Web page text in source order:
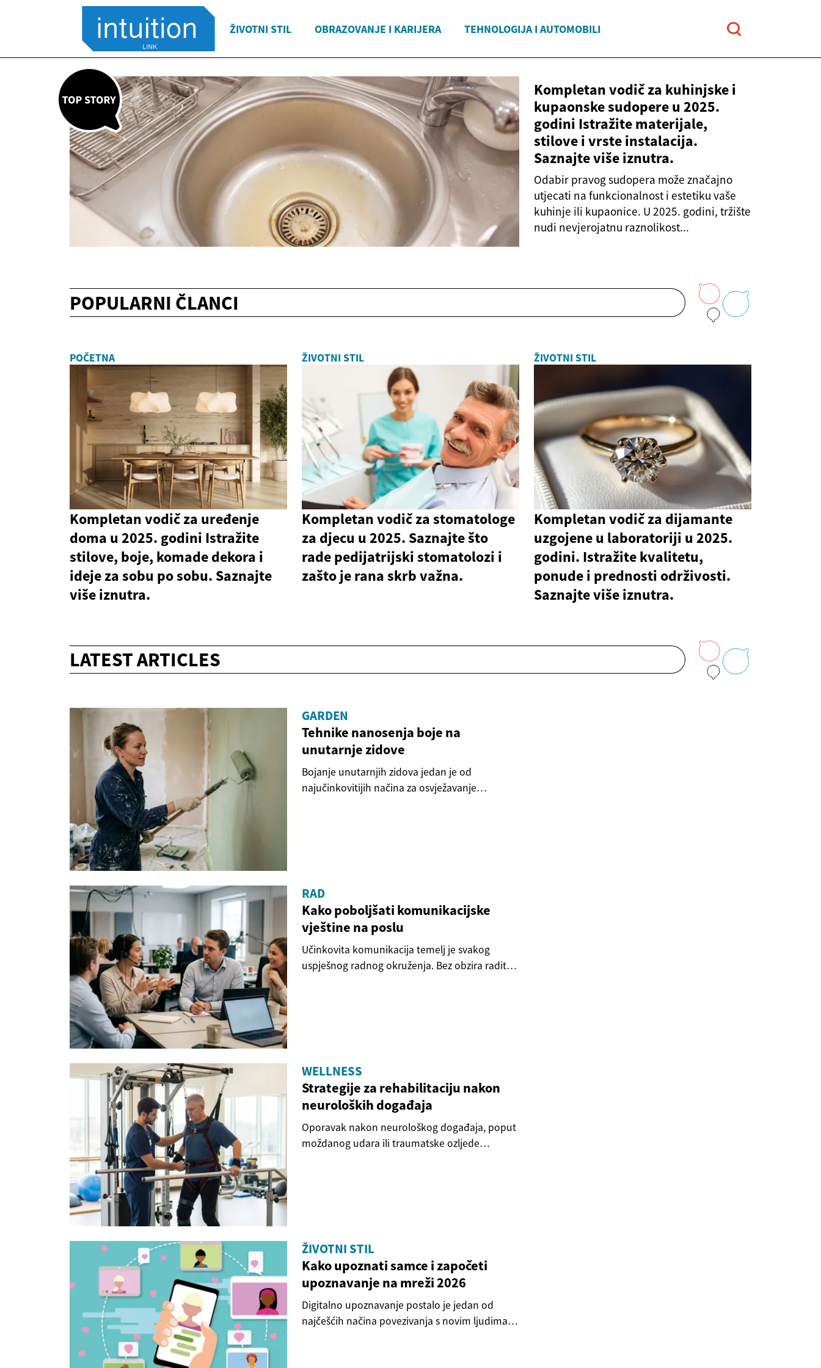
ŽIVOTNI STIL OBRAZOVANJE I KARIJERA TEHNOLOGIJA I AUTOMOBILI
Kompletan vodič za kuhinjske i
kupaonske sudopere u 2025.
godini Istražite materijale,
stilove i vrste instalacija.
Saznajte više iznutra.
Odabir pravog sudopera može značajno
utjecati na funkcionalnost i estetiku vaše
kuhinje ili kupaonice. U 2025. godini, tržište
nudi nevjerojatnu raznolikost...
POPULARNI ČLANCI
POČETNA
Kompletan vodič za uređenje
doma u 2025. godini Istražite
stilove, boje, komade dekora i
ideje za sobu po sobu. Saznajte
više iznutra.
ŽIVOTNI STIL
Kompletan vodič za stomatologe
za djecu u 2025. Saznajte što
rade pedijatrijski stomatolozi i
zašto je rana skrb važna.
ŽIVOTNI STIL
Kompletan vodič za dijamante
uzgojene u laboratoriji u 2025.
godini. Istražite kvalitetu,
ponude i prednosti održivosti.
Saznajte više iznutra.
LATEST ARTICLES
GARDEN
Tehnike nanosenja boje na
unutarnje zidove
Bojanje unutarnjih zidova jedan je od
najučinkovitijih načina za osvježavanje
RAD
Kako poboljšati komunikacijske
vještine na poslu
Učinkovita komunikacija temelj je svakog
uspješnog radnog okruženja. Bez obzira radite li
WELLNESS
Strategije za rehabilitaciju nakon
neuroloških događaja
Oporavak nakon neurološkog događaja, poput
moždanog udara ili traumatske ozljede
ŽIVOTNI STIL
Kako upoznati samce i započeti
upoznavanje na mreži 2026
Digitalno upoznavanje postalo je jedan od
najčešćih načina povezivanja s novim ljudima